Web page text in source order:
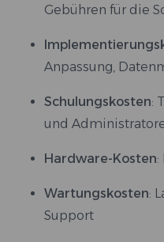
Gebühren für die
Anpassung,
Schulungskosten:
und
Hardware-Kosten:
Wartungskosten:
Support